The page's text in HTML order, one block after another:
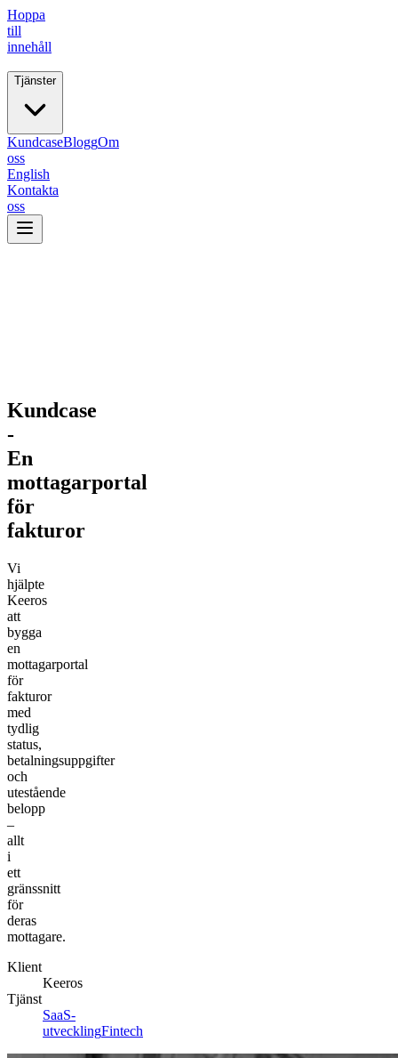
Hoppa
till
innehåll
Fiive.
Tjänster
KundcaseBloggOm
oss
English
Kontakta
oss
Kundcase
-
En
mottagarportal
för
fakturor
Vi
hjälpte
Keeros
att
bygga
en
mottagarportal
för
fakturor
med
tydlig
status,
betalningsuppgifter
och
utestående
belopp
–
allt
i
ett
gränssnitt
för
deras
mottagare.
Klient
Keeros
Tjänst
SaaS-
utvecklingFintech